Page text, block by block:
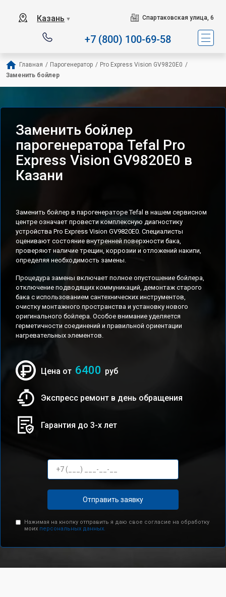
Казань ▼ Спартаковская улица, 6
+7 (800) 100-69-58
Главная / Парогенератор / Pro Express Vision GV9820E0 /
Заменить бойлер
Заменить бойлер
парогенератора Tefal Pro
Express Vision GV9820E0 в
Казани
Заменить бойлер в парогенераторе Tefal в нашем сервисном
центре означает провести комплексную диагностику
устройства Pro Express Vision GV9820E0. Специалисты
оценивают состояние внутренней поверхности бака,
проверяют наличие трещин, коррозии и отложений накипи,
определяя необходимость замены.
Процедура замены включает полное опустошение бойлера,
отключение подводящих коммуникаций, демонтаж старого
бака с использованием сантехнических инструментов,
очистку монтажного пространства и установку нового
оригинального бойлера. Особое внимание уделяется
герметичности соединений и правильной ориентации
нагревательных элементов.
Цена от 6400 руб
Экспресс ремонт в день обращения
Гарантия до 3-х лет
Отправить заявку
Нажимая на кнопку отправить я даю свое согласие на обработку
моих персональных данных.